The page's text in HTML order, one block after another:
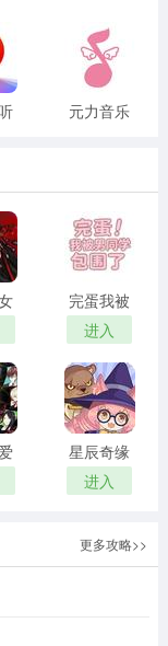
精准推送用户喜
元力音乐
完蛋我被
男同学包
围了 正版
进入
星辰奇缘
最新版
进入
更多攻略>>